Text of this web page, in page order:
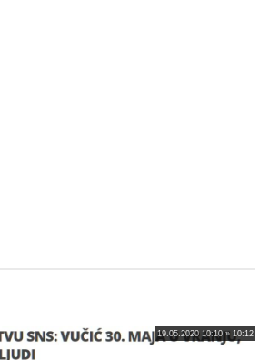
19.05.2020 10:10 » 10:12